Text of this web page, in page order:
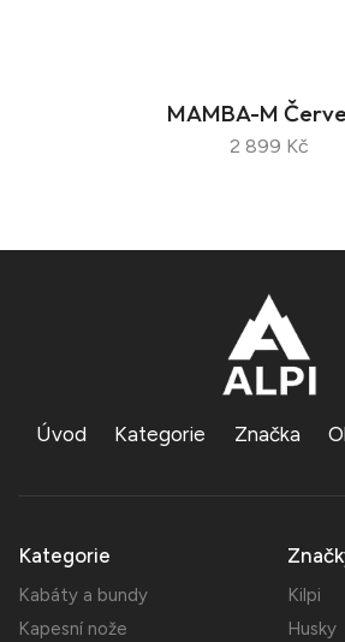
MAMBA-M
2 899 Kč
Úvod Kategorie Značka
Kategorie
Kabáty a bundy
Kapesní nože
Kilpi
Husky